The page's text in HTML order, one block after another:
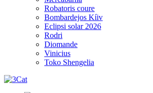
Robatoris coure
Bombardejos Kíiv
Eclipsi solar 2026
Rodri
Diomande
Vinicius
Toko Shengelia